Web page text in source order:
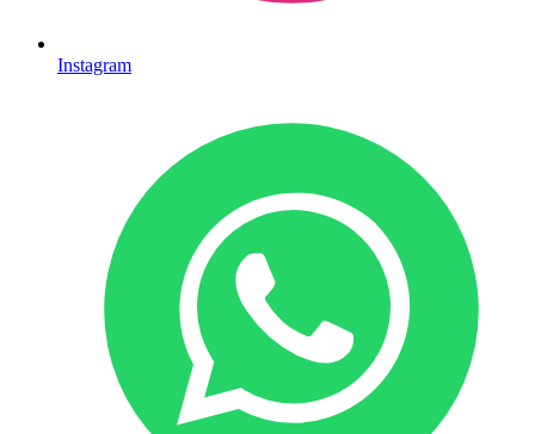
Instagram